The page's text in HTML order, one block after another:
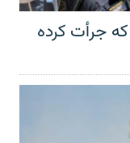
جرأت کرده